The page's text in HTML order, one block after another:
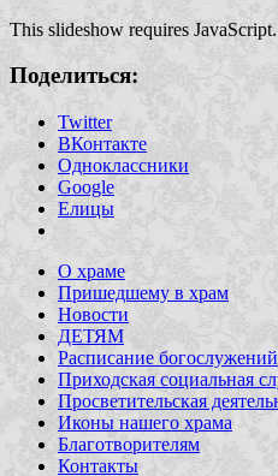
This slideshow requires JavaScript.
Поделиться:
Twitter
ВКонтакте
Одноклассники
Google
Елицы
О храме
Пришедшему в храм
Новости
ДЕТЯМ
Расписание богослужений
Приходская социальная
Просветительская
Иконы нашего храма
Благотворителям
Контакты